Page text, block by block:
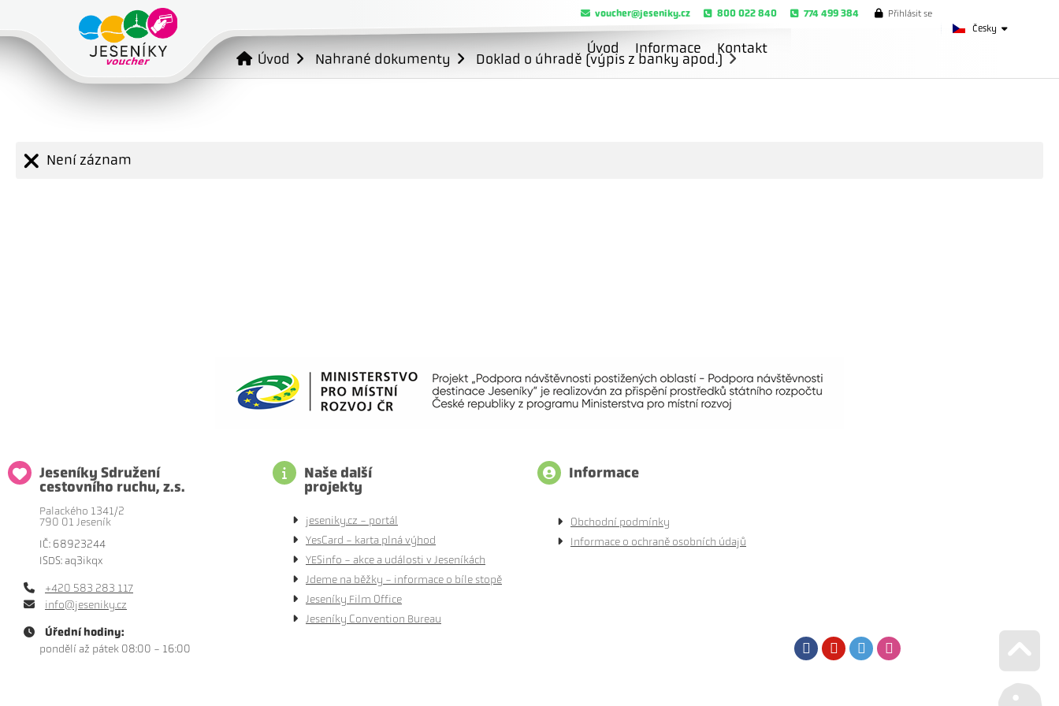
Česky
voucher@jeseniky.cz 800 022 840 774 499 384 Přihlásit se
Úvod Informace Kontakt
Úvod Nahrané dokumenty Doklad o úhradě (výpis z banky apod.)
Není záznam
Jeseníky Sdružení
cestovního ruchu, z.s.
Palackého 1341/2
790 01 Jeseník
IČ: 68923244
ISDS: aq3ikqx
+420 583 283 117
info@jeseniky.cz
Úřední hodiny:
pondělí až pátek 08:00 - 16:00
Naše další
projekty
jeseniky.cz - portál
YesCard - karta plná výhod
YESinfo - akce a události v Jeseníkách
Jdeme na běžky - informace o bíle stopě
Jeseníky Film Office
Jeseníky Convention Bureau
Informace
Obchodní podmínky
Informace o ochraně osobních údajů
FacebookYoutubeTwitter
Go